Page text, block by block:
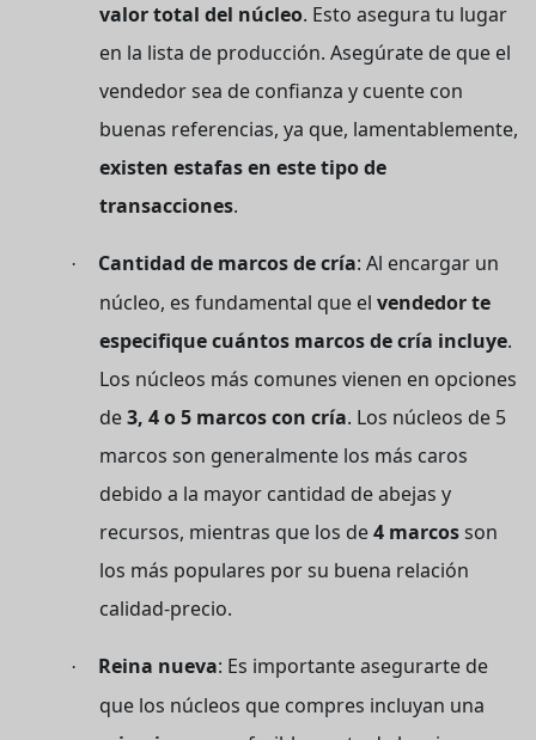
valor total del núcleo. Esto asegura tu lugar
en la lista de producción. Asegúrate de que el
vendedor sea de confianza y cuente con
buenas referencias, ya que, lamentablemente,
existen estafas en este tipo de
transacciones.
· Cantidad de marcos de cría: Al encargar un
núcleo, es fundamental que elvendedor te
especifique cuántos marcos de cría incluye.
Los núcleos más comunes vienen en opciones
de3, 4 o 5 marcos con cría. Los núcleos de 5
marcos son generalmente los más caros
debido a la mayor cantidad de abejas y
recursos, mientras que los de4 marcosson
los más populares por su buena relación
calidad-precio.
· Reina nueva: Es importante asegurarte de
que los núcleos que compres incluyan una